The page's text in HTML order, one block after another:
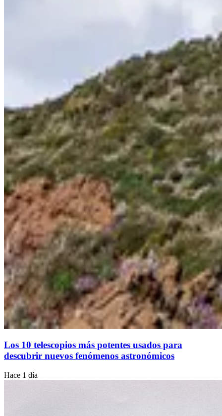
Los 10 telescopios más potentes usados para
descubrir nuevos fenómenos astronómicos
Hace 1 día